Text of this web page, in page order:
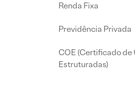
Renda Fixa
Previdência Privada
COE (Certificado de
Estruturadas)